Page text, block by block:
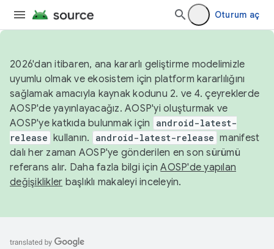
Oturum aç
2026'dan itibaren, ana kararlı geliştirme modelimizle
uyumlu olmak ve ekosistem için platform kararlılığını
sağlamak amacıyla kaynak kodunu 2. ve 4. çeyreklerde
AOSP'de yayınlayacağız. AOSP'yi oluşturmak ve
AOSP'ye katkıda bulunmak için
android-latest-
release kullanın. android-latest-release manifest
dalı her zaman AOSP'ye gönderilen en son sürümü
referans alır. Daha fazla bilgi içinAOSP'de yapılan
değişiklikler başlıklı makaleyi inceleyin.